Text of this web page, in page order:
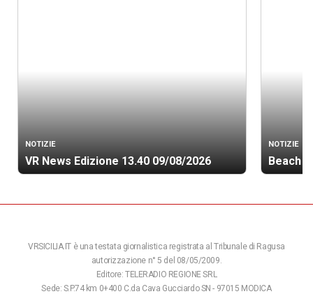
NOTIZIE
VR News Edizione 13.40 09/08/2026
NOTIZIE
Beach
VRSICILIA.IT è una testata giornalistica registrata al Tribunale di Ragusa
autorizzazione n° 5 del 08/05/2009.
Editore: TELERADIO REGIONE SRL
Sede: S.P.74 km 0+400 C.da Cava Gucciardo SN - 97015 MODICA